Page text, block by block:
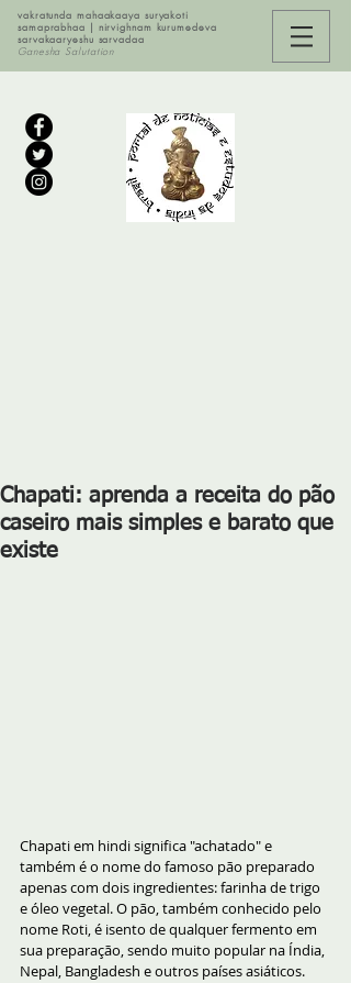
vakratunda mahaakaaya suryakoti
samaprabhaa | nirvighnam kurumedeva
sarvakaaryeshu sarvadaa
Ganesha Salutation
Chapati: aprenda a receita do pão
caseiro mais simples e barato que
existe
Chapati em hindi significa "achatado" e
também é o nome do famoso pão preparado
apenas com dois ingredientes: farinha de trigo
e óleo vegetal. O pão, também conhecido pelo
nome Roti, é isento de qualquer fermento em
sua preparação, sendo muito popular na Índia,
Nepal, Bangladesh e outros países asiáticos.